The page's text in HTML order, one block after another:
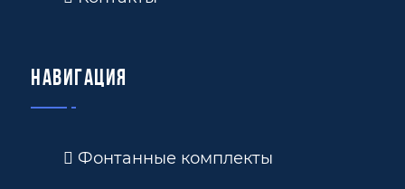
Навигация
Фонтанные комплекты